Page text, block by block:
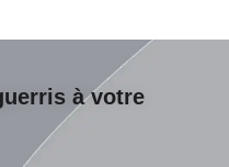
à votre